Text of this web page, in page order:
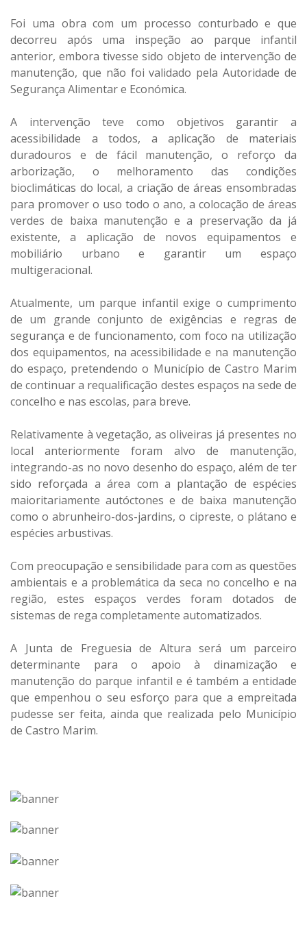
Foi uma obra com um processo conturbado e que
decorreu após uma inspeção ao parque infantil
anterior, embora tivesse sido objeto de intervenção de
manutenção, que não foi validado pela Autoridade de
Segurança Alimentar e Económica.
A intervenção teve como objetivos garantir a
acessibilidade a todos, a aplicação de materiais
duradouros e de fácil manutenção, o reforço da
arborização, o melhoramento das condições
bioclimáticas do local, a criação de áreas ensombradas
para promover o uso todo o ano, a colocação de áreas
verdes de baixa manutenção e a preservação da já
existente, a aplicação de novos equipamentos e
mobiliário urbano e garantir um espaço
multigeracional.
Atualmente, um parque infantil exige o cumprimento
de um grande conjunto de exigências e regras de
segurança e de funcionamento, com foco na utilização
dos equipamentos, na acessibilidade e na manutenção
do espaço, pretendendo o Município de Castro Marim
de continuar a requalificação destes espaços na sede de
concelho e nas escolas, para breve.
Relativamente à vegetação, as oliveiras já presentes no
local anteriormente foram alvo de manutenção,
integrando-as no novo desenho do espaço, além de ter
sido reforçada a área com a plantação de espécies
maioritariamente autóctones e de baixa manutenção
como o abrunheiro-dos-jardins, o cipreste, o plátano e
espécies arbustivas.
Com preocupação e sensibilidade para com as questões
ambientais e a problemática da seca no concelho e na
região, estes espaços verdes foram dotados de
sistemas de rega completamente automatizados.
A Junta de Freguesia de Altura será um parceiro
determinante para o apoio à dinamização e
manutenção do parque infantil e é também a entidade
que empenhou o seu esforço para que a empreitada
pudesse ser feita, ainda que realizada pelo Município
de Castro Marim.